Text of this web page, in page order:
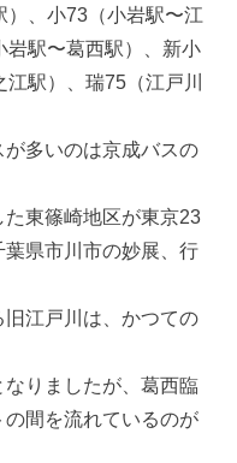
）、小73（小岩駅〜江
岩駅〜葛西駅）、新小
駅）、瑞75（江戸川
多いのは京成バスの
た東篠崎地区が東京23
県市川市の妙展、行
江戸川は、かつての
りましたが、葛西臨
間を流れているのが